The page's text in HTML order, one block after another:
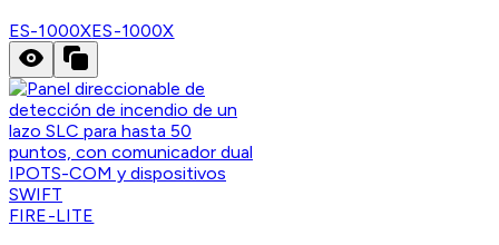
ES-1000XES-1000X
FIRE-LITE